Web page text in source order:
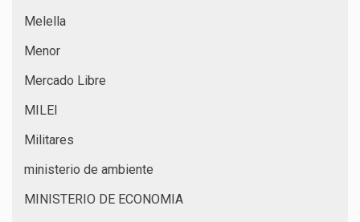
Melella
Menor
Mercado Libre
MILEI
Militares
ministerio de ambiente
MINISTERIO DE ECONOMIA